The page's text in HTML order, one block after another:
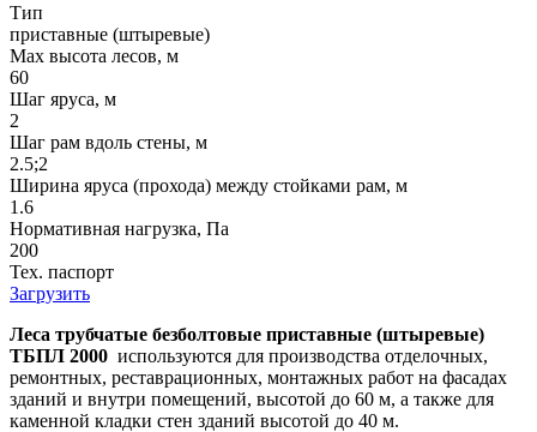
Тип
приставные (штыревые)
Max высота лесов, м
60
Шаг яруса, м
2
Шаг рам вдоль стены, м
2.5;2
Ширина яруса (прохода) между стойками рам, м
1.6
Нормативная нагрузка, Па
200
Тех. паспорт
Загрузить
Леса трубчатые безболтовые приставные (штыревые)
ТБПЛ 2000 используются для производства отделочных,
ремонтных, реставрационных, монтажных работ на фасадах
зданий и внутри помещений, высотой до 60 м, а также для
каменной кладки стен зданий высотой до 40 м.